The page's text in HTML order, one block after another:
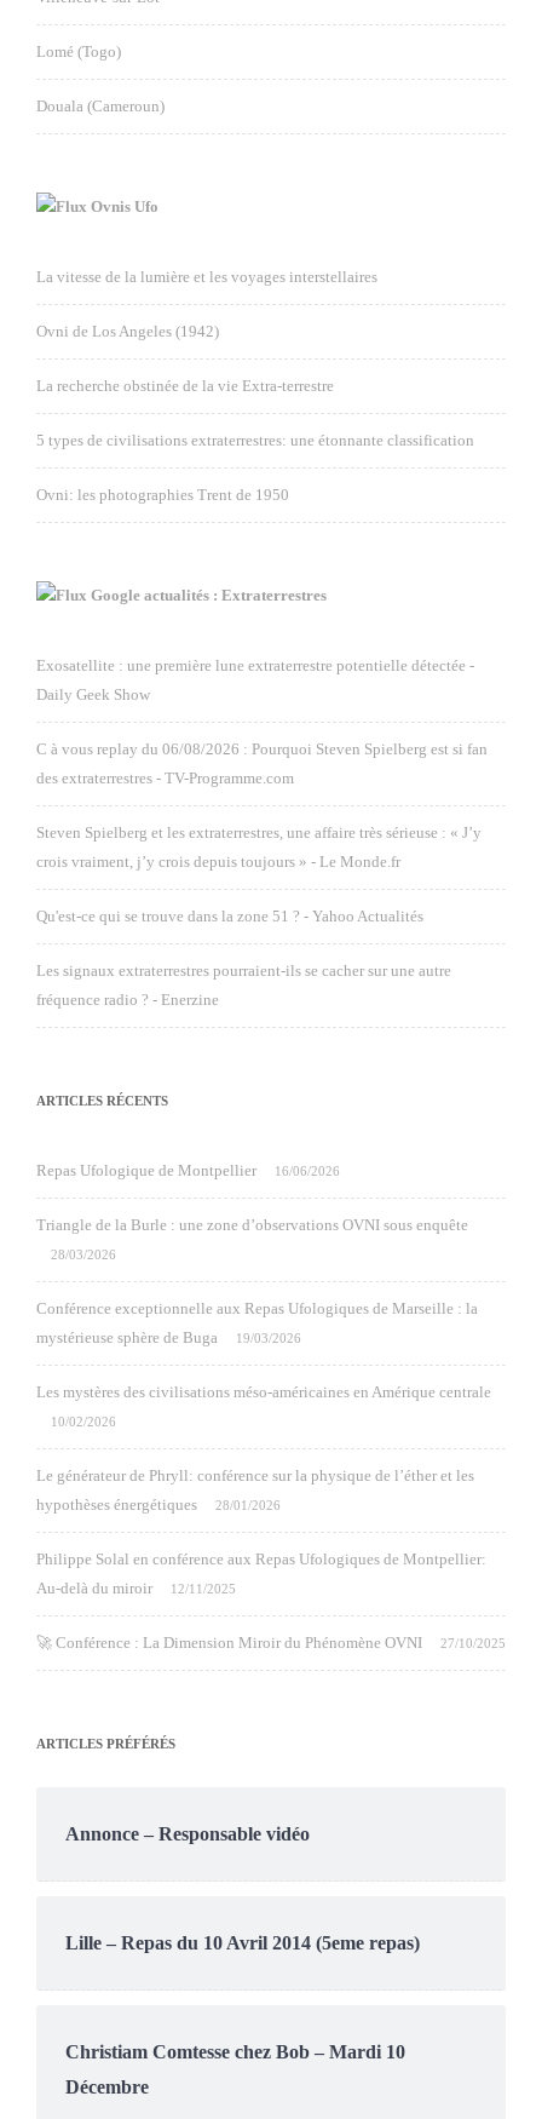
Lomé (Togo)
Douala (Cameroun)
Ovnis Ufo
La vitesse de la lumière et les voyages interstellaires
Ovni de Los Angeles (1942)
La recherche obstinée de la vie Extra-terrestre
5 types de civilisations extraterrestres: une étonnante classification
Ovni: les photographies Trent de 1950
Google actualités : Extraterrestres
Exosatellite : une première lune extraterrestre potentielle détectée -
Daily Geek Show
C à vous replay du 06/08/2026 : Pourquoi Steven Spielberg est si fan
des extraterrestres - TV-Programme.com
Steven Spielberg et les extraterrestres, une affaire très sérieuse : « J’y
crois vraiment, j’y crois depuis toujours » - Le Monde.fr
Qu'est-ce qui se trouve dans la zone 51 ? - Yahoo Actualités
Les signaux extraterrestres pourraient-ils se cacher sur une autre
fréquence radio ? - Enerzine
ARTICLES RÉCENTS
Repas Ufologique de Montpellier 16/06/2026
Triangle de la Burle : une zone d’observations OVNI sous enquête
28/03/2026
Conférence exceptionnelle aux Repas Ufologiques de Marseille : la
mystérieuse sphère de Buga
19/03/2026
Les mystères des civilisations méso-américaines en Amérique centrale
10/02/2026
Le générateur de Phryll: conférence sur la physique de l’éther et les
hypothèses énergétiques
28/01/2026
Philippe Solal en conférence aux Repas Ufologiques de Montpellier:
Au-delà du miroir
12/11/2025
🚀 Conférence : La Dimension Miroir du Phénomène OVNI 27/10/2025
ARTICLES PRÉFÉRÉS
Annonce – Responsable vidéo
Lille – Repas du 10 Avril 2014 (5eme repas)
Christiam Comtesse chez Bob – Mardi 10
Décembre